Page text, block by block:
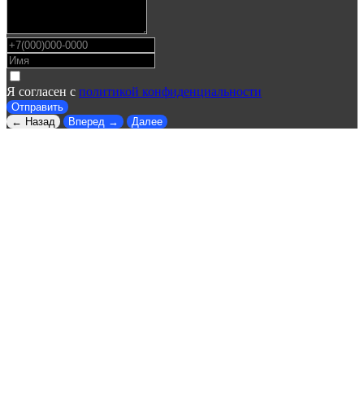
Я согласен с политикой конфиденциальности
Отправить
← Назад
Вперед → Далее